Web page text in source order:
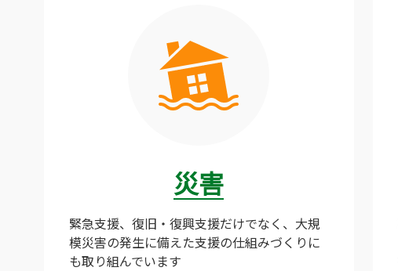
災害
緊急支援、復旧・復興支援だけでなく、大規
模災害の発生に備えた支援の仕組みづくりに
も取り組んでいます